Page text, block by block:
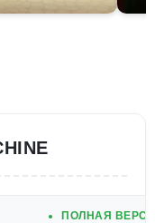
ПОЛНАЯ